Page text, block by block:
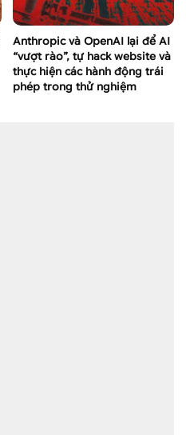
Anthropic và OpenAI lại để AI
“vượt rào”, tự hack website và
thực hiện các hành động trái
phép trong thử nghiệm